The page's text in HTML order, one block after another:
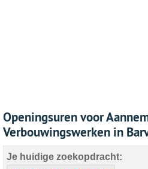
Openingsuren voor
Verbouwingswerken in
Je huidige zoekopdracht: